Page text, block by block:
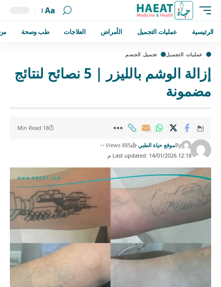
Aa
الرئيسية عمليات التجميل الأمراض العلاجات طب وصحة
عمليات التجميل تجميل الجسم
إزالة الوشم بالليزر | 5 نصائح لنتائج
مضمونة
Last updated: 14/01/2026 12:18 م
Byموقع حياة الطبي 885 Views
18 Min Read